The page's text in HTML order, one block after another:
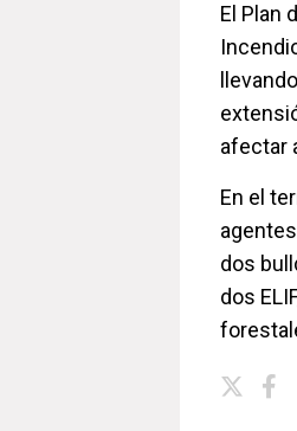
El Plan
afectar
En el
dos
dos